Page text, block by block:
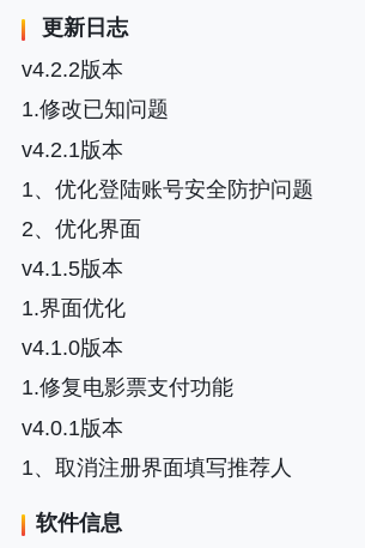
更新日志
v4.2.2版本
1.修改已知问题
v4.2.1版本
1、优化登陆账号安全防护问题
2、优化界面
v4.1.5版本
1.界面优化
v4.1.0版本
1.修复电影票支付功能
v4.0.1版本
1、取消注册界面填写推荐人
软件信息